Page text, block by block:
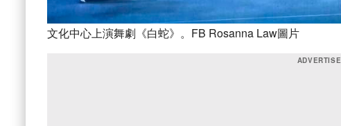
文化中心上演舞劇《白蛇》。FB Rosanna Law圖片